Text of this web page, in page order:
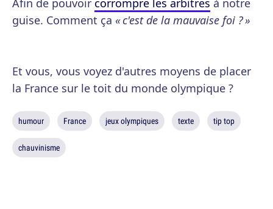
Afin de pouvoir corrompre les arbitres à notre
guise. Comment ça « c'est de la mauvaise foi ? »
Et vous, vous voyez d'autres moyens de placer
la France sur le toit du monde olympique ?
humour France jeux olympiques texte tip top
chauvinisme